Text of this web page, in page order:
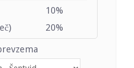
10%
20%